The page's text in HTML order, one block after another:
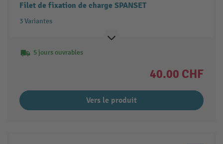
Filet de fixation de charge SPANSET
3 Variantes
5 jours ouvrables
40.00 CHF
Vers le produit